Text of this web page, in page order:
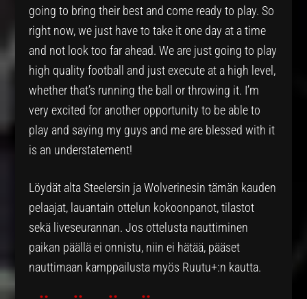
going to bring their best and come ready to play. So
right now, we just have to take it one day at a time
and not look too far ahead. We are just going to play
high quality football and just execute at a high level,
whether that’s running the ball or throwing it. I’m
very excited for another opportunity to be able to
play and saying my guys and me are blessed with it
is an understatement!
Löydät alta Steelersin ja Wolverinesin tämän kauden
pelaajat, lauantain ottelun kokoonpanot, tilastot
sekä liveseurannan. Jos ottelusta nauttiminen
paikan päällä ei onnistu, niin ei hätää, pääset
nauttimaan kamppailusta myös Ruutu+:n kautta.